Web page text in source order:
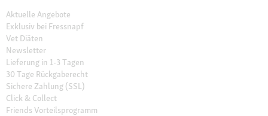
Aktuelle Angebote
Exklusiv bei Fressnapf
Vet Diäten
Newsletter
Lieferung in 1-3 Tagen
30 Tage Rückgaberecht
Sichere Zahlung (SSL)
Click & Collect
Friends Vorteilsprogramm